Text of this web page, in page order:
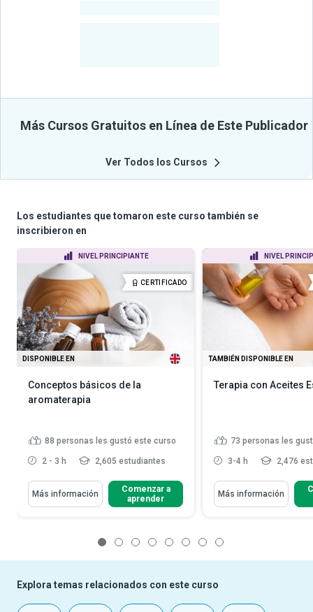
Más Cursos Gratuitos en Línea de Este Publicador
Ver Todos los Cursos
Los estudiantes que tomaron este curso también se
inscribieron en
NIVEL PRINCIPIANTE
CERTIFICADO
DISPONIBLE EN
Conceptos básicos de la
aromaterapia
88 personas les gustó este curso
2 - 3 h 2,605 estudiantes
Más información
Comenzar a
aprender
NIVEL
TAMBIÉN DISPONIBLE EN
Terapia con Aceites
73 personas les
3-4 h 2,476
Más información
Explora temas relacionados con este curso